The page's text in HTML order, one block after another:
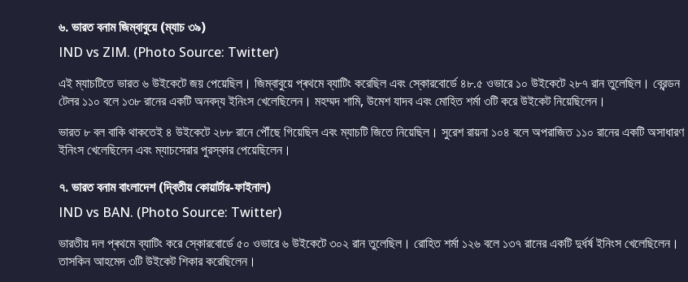
৬. ভারত বনাম জিম্বাবুয়ে (ম্যাচ ৩৯)
IND vs ZIM. (Photo Source: Twitter)
এই ম্যাচটিতে ভারত ৬ উইকেটে জয় পেয়েছিল। জিম্বাবুয়ে প্ৰথমে ব্যাটিং করেছিল এবং স্কোরবোর্ডে ৪৮.৫ ওভারে ১০ উইকেটে ২৮৭ রান তুলেছিল। ব্রেন্ডন
টেলর ১১০ বলে ১৩৮ রানের একটি অনবদ্য ইনিংস খেলেছিলেন। মহম্মদ শামি, উমেশ যাদব এবং মোহিত শর্মা ৩টি করে উইকেট নিয়েছিলেন।
ভারত ৮ বল বাকি থাকতেই ৪ উইকেটে ২৮৮ রানে পৌঁছে গিয়েছিল এবং ম্যাচটি জিতে নিয়েছিল। সুরেশ রায়না ১০৪ বলে অপরাজিত ১১০ রানের একটি অসাধারণ
ইনিংস খেলেছিলেন এবং ম্যাচসেরার পুরস্কার পেয়েছিলেন।
৭. ভারত বনাম বাংলাদেশ (দ্বিতীয় কোয়ার্টার-ফাইনাল)
IND vs BAN. (Photo Source: Twitter)
ভারতীয় দল প্ৰথমে ব্যাটিং করে স্কোরবোর্ডে ৫০ ওভারে ৬ উইকেটে ৩০২ রান তুলেছিল। রোহিত শর্মা ১২৬ বলে ১৩৭ রানের একটি দুর্ধর্ষ ইনিংস খেলেছিলেন।
তাসকিন আহমেদ ৩টি উইকেট শিকার করেছিলেন।